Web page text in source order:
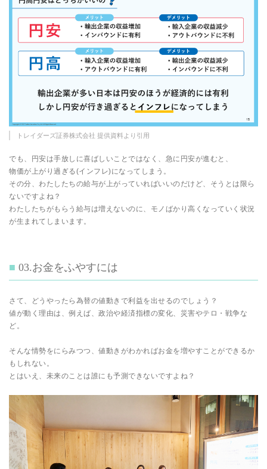
トレイダーズ証券株式会社 提供資料より引用
でも、円安は手放しに喜ばしいことではなく、急に円安が進むと、
物価が上がり過ぎる(インフレ)になってしまう。
その分、わたしたちの給与が上がっていればいいのだけど、そうとは限ら
ないですよね？
わたしたちがもらう給与は増えないのに、モノばかり高くなっていく状況
が生まれてしまいます。
03.お金をふやすには
さて、どうやったら為替の値動きで利益を出せるのでしょう？
値が動く理由は、例えば、政治や経済指標の変化、災害やテロ・戦争な
ど。
そんな情勢をにらみつつ、値動きがわかればお金を増やすことができるか
もしれない。
とはいえ、未来のことは誰にも予測できないですよね？